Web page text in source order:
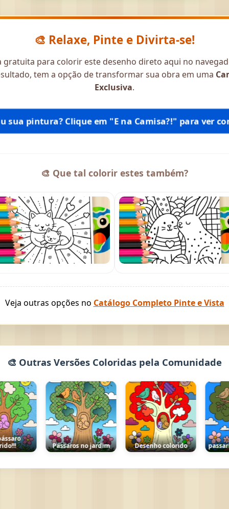
🎨 Relaxe, Pinte e Divirta-se!
para colorir este desenho direto aqui no
tem a opção de transformar sua obra em uma
Exclusiva.
sua pintura? Clique em "E na Camisa?!" para ver
🎨 Que tal colorir estes também?
Veja outras opções no Catálogo Completo Pinte e Vista
🎨 Outras Versões Coloridas pela Comunidade
Pássaros no jardim Desenho colorido